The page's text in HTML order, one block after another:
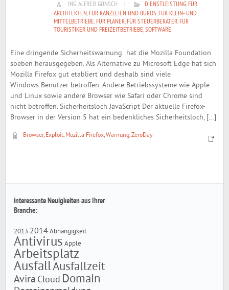
ING. ALFRED GUNSCH DIENSTLEISTUNG,FÜR
ARCHITEKTEN,FÜR KANZLEIEN UND BÜROS,FÜR KLEIN- UND
MITTELBETRIEBE,FÜR PLANER,FÜR STEUERBERATER,FÜR
TOURISTIKER UND FREIZEITBETRIEBE,SOFTWARE
Eine dringende Sicherheitswarnung hat die Mozilla Foundation
soeben herausgegeben. Als Alternative zu Microsoft Edge hat sich
Mozilla Firefox gut etabliert und deshalb sind viele
Windows Benutzer betroffen. Andere Betriebssysteme wie Apple
und Linux sowie andere Browser wie Safari oder Chrome sind
nicht betroffen. Sicherheitsloch JavaScript Der aktuelle Firefox-
Browser in der Version 5 hat ein bedenkliches Sicherheitsloch, […]
Browser, Exploit, Mozilla Firefox,Warnung,ZeroDay
interessante Neuigkeiten aus Ihrer
Branche:
2013 2014 Abhängigkeit
Antivirus Apple
Arbeitsplatz
AusfallAusfallzeit
Avira Cloud Domain